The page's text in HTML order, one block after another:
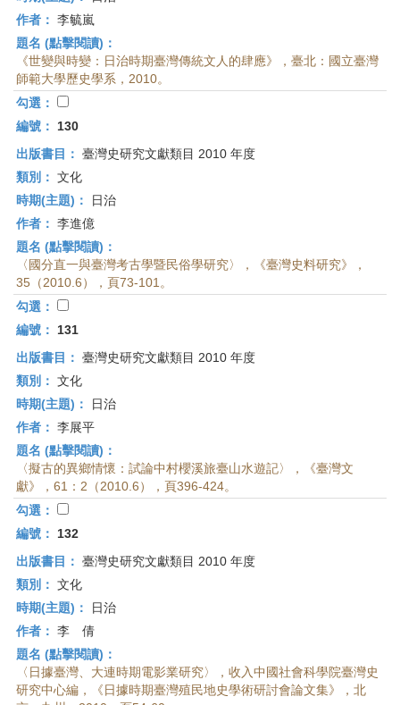
作者： 李毓嵐
題名 (點擊閱讀)：
《世變與時變：日治時期臺灣傳統文人的肆應》，臺北：國立臺灣
師範大學歷史學系，2010。
勾選：
編號：
130
出版書目： 臺灣史研究文獻類目 2010 年度
類別： 文化
時期(主題)：
日治
作者： 李進億
題名 (點擊閱讀)：
〈國分直一與臺灣考古學暨民俗學研究〉，《臺灣史料研究》，
35（2010.6），頁73-101。
勾選：
編號：
131
出版書目： 臺灣史研究文獻類目 2010 年度
類別： 文化
時期(主題)：
日治
作者： 李展平
題名 (點擊閱讀)：
〈擬古的異鄉情懷：試論中村櫻溪旅臺山水遊記〉，《臺灣文
獻》，61：2（2010.6），頁396-424。
勾選：
編號：
132
出版書目： 臺灣史研究文獻類目 2010 年度
類別： 文化
時期(主題)：
日治
作者： 李 倩
題名 (點擊閱讀)：
〈日據臺灣、大連時期電影業研究〉，收入中國社會科學院臺灣史
研究中心編，《日據時期臺灣殖民地史學術研討會論文集》，北